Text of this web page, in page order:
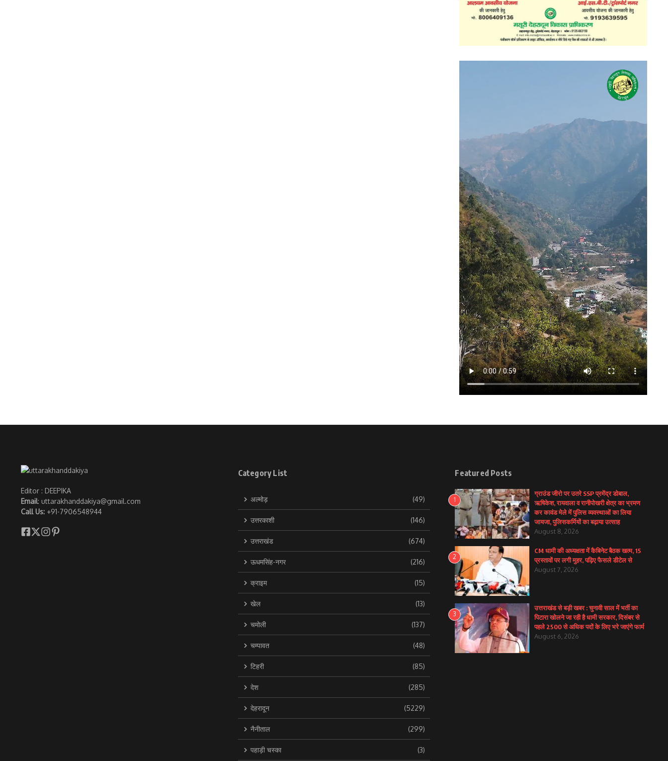
Editor : DEEPIKA
Email: uttarakhanddakiya@gmail.com
Call Us: +91-7906548944
Category List
अल्मोड़ (49)
उत्तरकाशी (146)
उत्तराखंड (674)
ऊधमसिंह-नगर (216)
क्राइम (15)
खेल (13)
चमोली (137)
चम्पावत (48)
टिहरी (85)
देश (285)
देहरादून (5229)
नैनीताल (299)
पहाड़ी चस्का (3)
Featured Posts
1
ग्राउंड जीरो पर उतरे SSP प्रमेंद्र डोबाल,
ऋषिकेश, रायवाला व रानीपोखरी क्षेत्र का भ्रमण
कर कावंड मेले में पुलिस व्यवस्थाओं का लिया
जायजा, पुलिसकर्मियों का बढ़ाया उत्साह
August 8, 2026
2
CM धामी की अध्यक्षता में कैबिनेट बैठक खत्म, 15
प्रस्तावों पर लगी मुहर, पढ़िए फैसले डीटेल से
August 7, 2026
3
उत्तराखंड से बड़ी खबर : चुनावी साल में भर्ती का
पिटारा खोलने जा रही है धामी सरकार, दिसंबर से
पहले 2500 से अधिक पदों के लिए भरे जाएंगे फार्म
August 6, 2026